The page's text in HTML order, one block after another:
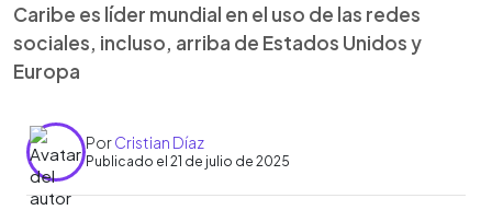
Caribe es líder mundial en el uso de las redes
sociales, incluso, arriba de Estados Unidos y
Europa
PorCristian Díaz
Publicado el 21 de julio de 2025